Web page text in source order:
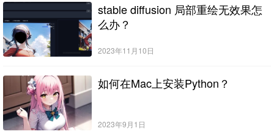
stable diffusion 局部重绘无效果怎
么办？
2023年11月10日
如何在Mac上安装Python？
2023年9月1日